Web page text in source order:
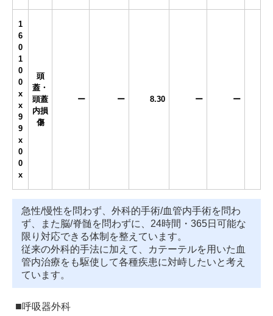
1
6
0
1
0
0
x
x
9
9
x
0
0
x
頭
蓋・
頭蓋
内損
傷
ー ー 8.30 ー ー
急性/慢性を問わず、外科的手術/血管内手術を問わ
ず、また脳/脊髄を問わずに、24時間・365日可能な
限り対応できる体制を整えています。
従来の外科的手法に加えて、カテーテルを用いた血
管内治療をも駆使して各種疾患に対峙したいと考え
ています。
呼吸器外科